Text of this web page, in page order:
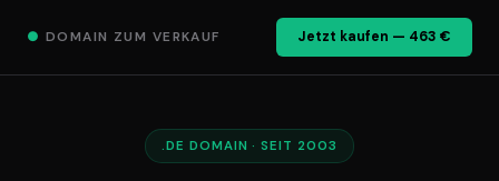
● DOMAIN ZUM VERKAUF Jetzt kaufen — 463 €
.DE DOMAIN · SEIT 2003